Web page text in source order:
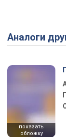
Аналоги
показать
обложку